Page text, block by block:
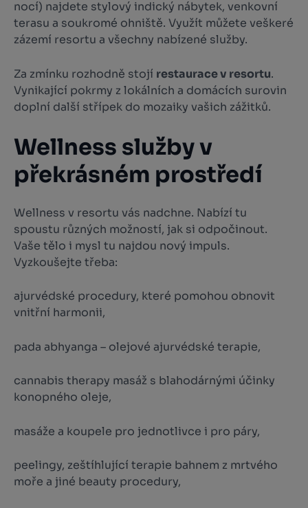
nocí) najdete stylový indický nábytek, venkovní
terasu a soukromé ohniště. Využít můžete veškeré
zázemí resortu a všechny nabízené služby.
Za zmínku rozhodně stojí restaurace v resortu.
Vynikající pokrmy z lokálních a domácích surovin
doplní další střípek do mozaiky vašich zážitků.
Wellness služby v
překrásném prostředí
Wellness v resortu vás nadchne. Nabízí tu
spoustu různých možností, jak si odpočinout.
Vaše tělo i mysl tu najdou nový impuls.
Vyzkoušejte třeba:
ajurvédské procedury, které pomohou obnovit
vnitřní harmonii,
pada abhyanga – olejové ajurvédské terapie,
cannabis therapy masáž s blahodárnými účinky
konopného oleje,
masáže a koupele pro jednotlivce i pro páry,
peelingy, zeštíhlující terapie bahnem z mrtvého
moře a jiné beauty procedury,